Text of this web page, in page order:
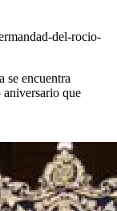
del-rocio-
se encuentra
aniversario que